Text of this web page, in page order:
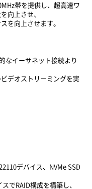
帯を提供し、超高速ワ
向上させ、
を向上させます。
なイーサネット接続より
デオストリーミングを実
デバイス、NVMe SSD
でRAID構成を構築し、